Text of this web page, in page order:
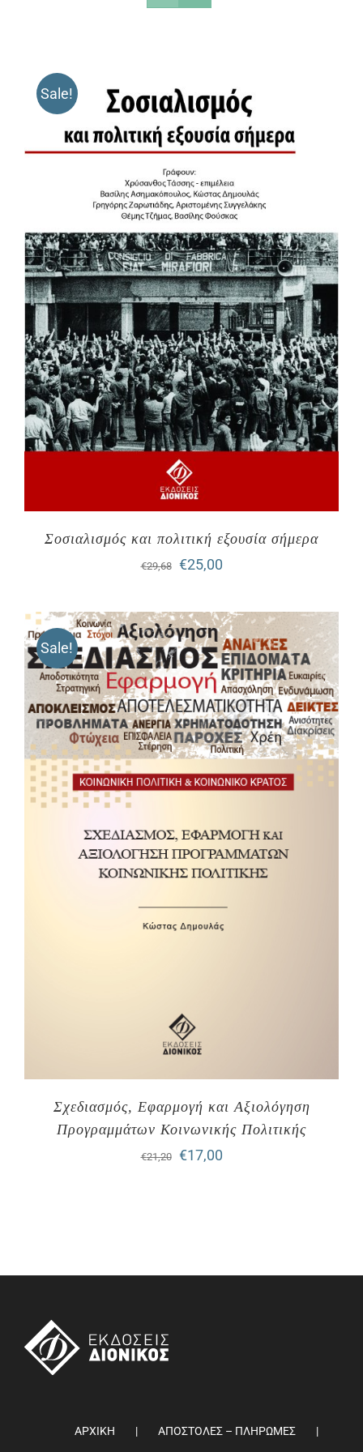
Sale!
Σοσιαλισμός και πολιτική εξουσία σήμερα
€29,68
Original
was:
€29,68.
€25,00Η
τιμή
είναι:
€25,00.
Sale!
Σχεδιασμός, Εφαρμογή και Αξιολόγηση
Προγραμμάτων Κοινωνικής Πολιτικής
€21,20
Original
€17,00Η
ΑΡΧΙΚΗ ΑΠΟΣΤΟΛΕΣ – ΠΛΗΡΩΜΕΣ